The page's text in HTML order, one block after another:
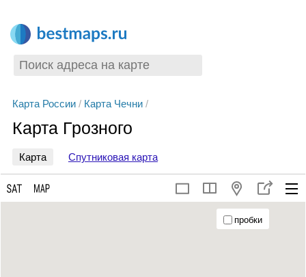
Карта России/ Карта Чечни/
Карта Грозного
Карта Спутниковая карта
пробки